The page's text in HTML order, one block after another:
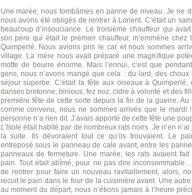
Une marée, nous tombâmes en panne de niveau. Je ne
nous avons été obligés de rentrer à Lorient. C’était un
beaucoup d’insouciance. Le troisième chauffeur qui
son père qui était le premier chauffeur, m’emmène
Quimperlé. Nous avions pris le car et nous sommes
village. La mère nous avait préparé une magnifique
motte de beurre énorme. Mais l’ennui, c’est que
gens, nous n’avons mangé que cela : du lard, des
séjour superbe. C’était la fête aux oiseaux à
danses bretonne, binious, fez noz, cidre à volonté et des
première fête de cette sorte depuis la fin de la guerre.
comme convenu, nous ne sommes arrivés que le mardi
personne n’a rien dit. J’avais apporté de cette fête une
L’Isoleétait habité par de nombreux rats noirs. Je n’en
la suite. Ils dévoraient tout ce qu’ils trouvaient. Le
entreposé sous le panneau de cale avant, entre les
panneaux de fermeture. Une marée, les rats avaient
pain. Tout était abîmé, pour ne pas dire
de rentrer pour faire un nouveau ravitaillement, alors,
recuit le pain dans le four de la cuisinière avant. Une
au moment du départ, nous n’étions jamais à l’heure